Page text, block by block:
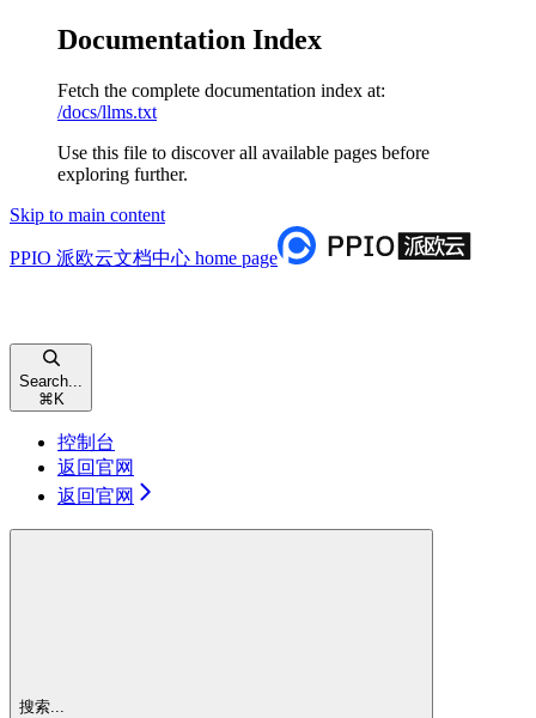
Documentation Index
Fetch the complete documentation index at:
/docs/llms.txt
Use this file to discover all available pages before
exploring further.
Skip to main content
PPIO 派欧云文档中心 home page
Search...
⌘ K
控制台
返回官网
返回官网
搜索...